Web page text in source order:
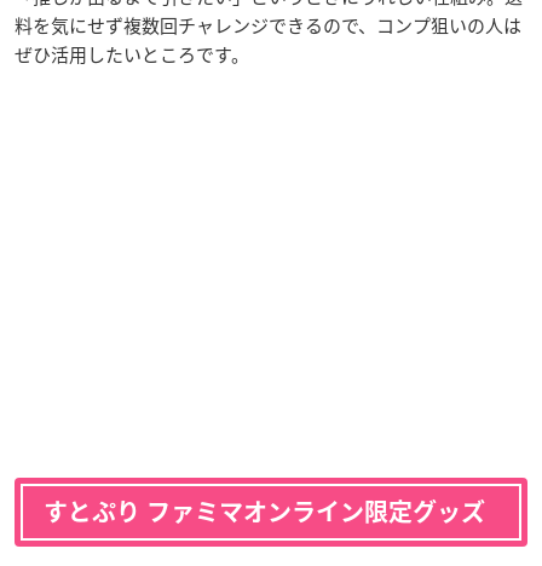
料を気にせず複数回チャレンジできるので、コンプ狙いの人は
ぜひ活用したいところです。
すとぷり ファミマオンライン限定グッズ